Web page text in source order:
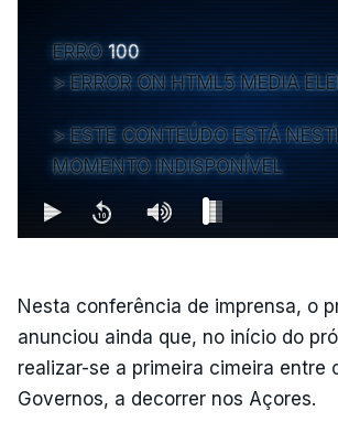
ERRO 100
ERROR ON HTML5 MEDIA
ESTE CONTEÚDO ESTÁ
MOMENTO INDISPONÍVEL
Nesta conferência de imprensa, o
anunciou ainda que, no início do
realizar-se a primeira cimeira entre
Governos, a decorrer nos Açores.